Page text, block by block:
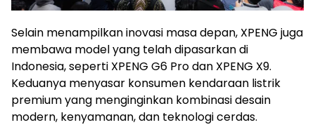
Selain menampilkan inovasi masa depan, XPENG juga
membawa model yang telah dipasarkan di
Indonesia, seperti XPENG G6 Pro dan XPENG X9.
Keduanya menyasar konsumen kendaraan listrik
premium yang menginginkan kombinasi desain
modern, kenyamanan, dan teknologi cerdas.